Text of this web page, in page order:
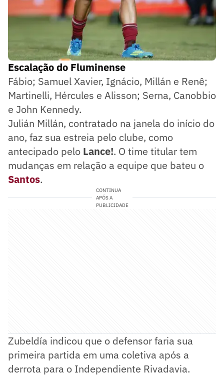
Escalação do Fluminense
Fábio; Samuel Xavier, Ignácio, Millán e Renê;
Martinelli, Hércules e Alisson; Serna, Canobbio
e John Kennedy.
Julián Millán, contratado na janela do início do
ano, faz sua estreia pelo clube, como
antecipado pelo Lance!. O time titular tem
mudanças em relação a equipe que bateu o
Santos.
CONTINUA
APÓS A
PUBLICIDADE
Zubeldía indicou que o defensor faria sua
primeira partida em uma coletiva após a
derrota para o Independiente Rivadavia.